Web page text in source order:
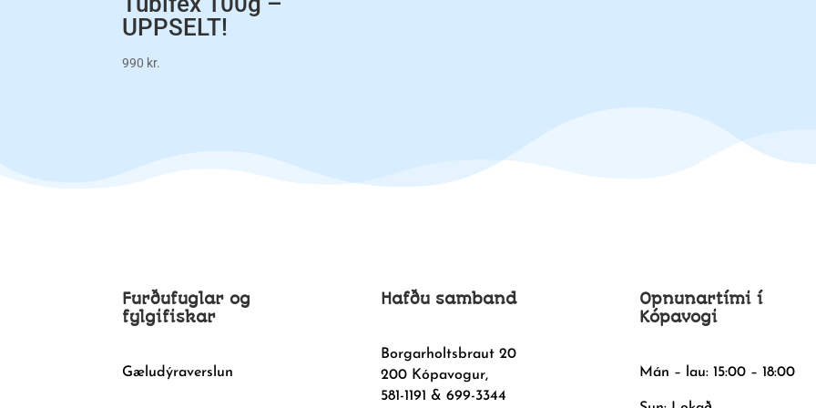
UPPSELT!
990 kr.
Furðufuglar og
fylgifiskar
Gæludýraverslun
Hafðu samband
Borgarholtsbraut 20
200 Kópavogur,
581-1191 & 699-3344
Opnunartími í
Kópavogi
Mán – lau: 15:00 – 18:00